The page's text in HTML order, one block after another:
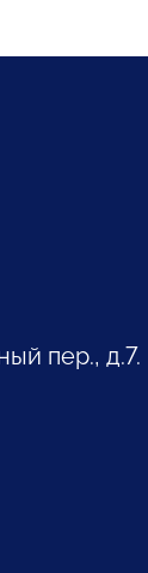
пер., д.7.